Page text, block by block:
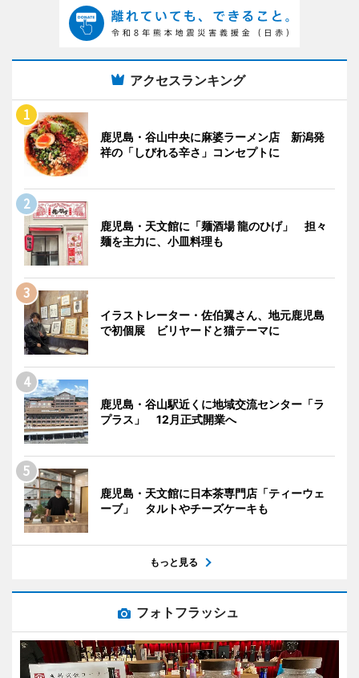
アクセスランキング
鹿児島・谷山中央に麻婆ラーメン店 新潟発
祥の「しびれる辛さ」コンセプトに
鹿児島・天文館に「麺酒場 龍のひげ」 担々
麺を主力に、小皿料理も
イラストレーター・佐伯翼さん、地元鹿児島
で初個展 ビリヤードと猫テーマに
鹿児島・谷山駅近くに地域交流センター「ラ
プラス」 12月正式開業へ
鹿児島・天文館に日本茶専門店「ティーウェ
ーブ」 タルトやチーズケーキも
もっと見る
フォトフラッシュ